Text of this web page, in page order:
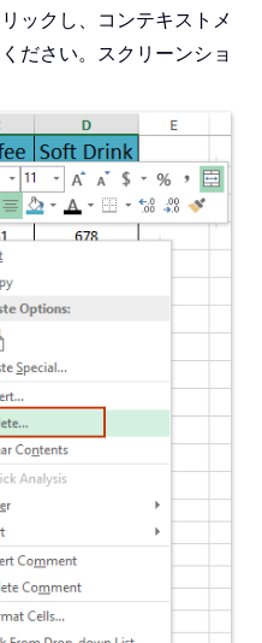
ックし、コンテキストメ
ださい。スクリーンショ